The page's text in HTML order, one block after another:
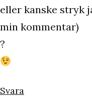
eller kanske stryk
min kommentar)
?
Svara